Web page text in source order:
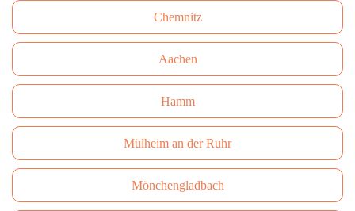
Сhemnitz
Aachen
Hamm
Mülheim an der Ruhr
Mönchengladbach